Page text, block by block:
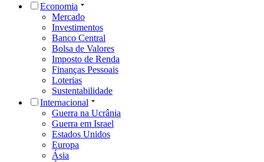
Economia
Mercado
Investimentos
Banco Central
Bolsa de Valores
Imposto de Renda
Finanças Pessoais
Loterias
Sustentabilidade
Internacional
Guerra na Ucrânia
Guerra em Israel
Estados Unidos
Europa
Ásia